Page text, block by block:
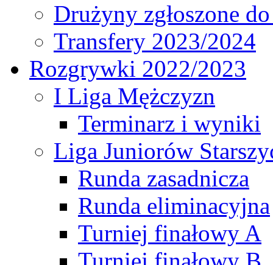
Drużyny zgłoszone
Transfery 2023/2024
Rozgrywki 2022/2023
I Liga Mężczyzn
Terminarz i wyniki
Liga Juniorów
Runda zasadnicza
Runda eliminacyjna
Turniej finałowy A